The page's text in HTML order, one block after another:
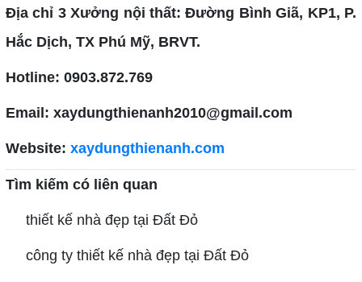
Địa chỉ 3 Xưởng nội thất: Đường Bình Giã, KP1, P.
Hắc Dịch, TX Phú Mỹ, BRVT.
Hotline: 0903.872.769
Email: xaydungthienanh2010@gmail.com
Website: xaydungthienanh.com
Tìm kiếm có liên quan
thiết kế nhà đẹp tại Đất Đỏ
công ty thiết kế nhà đẹp tại Đất Đỏ